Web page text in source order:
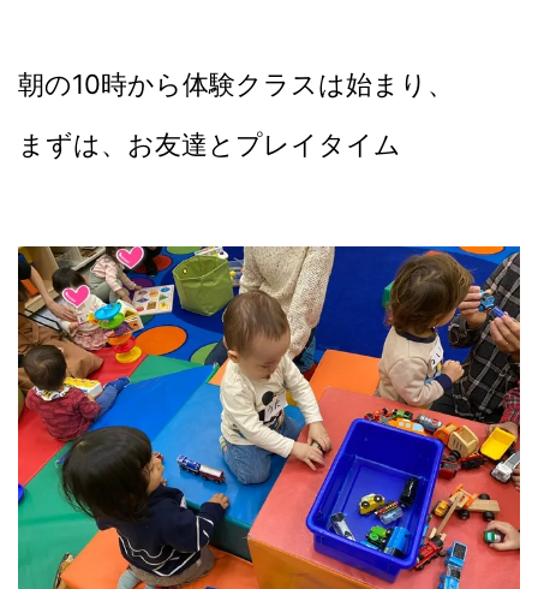
朝の10時から体験クラスは始まり、
まずは、お友達とプレイタイム